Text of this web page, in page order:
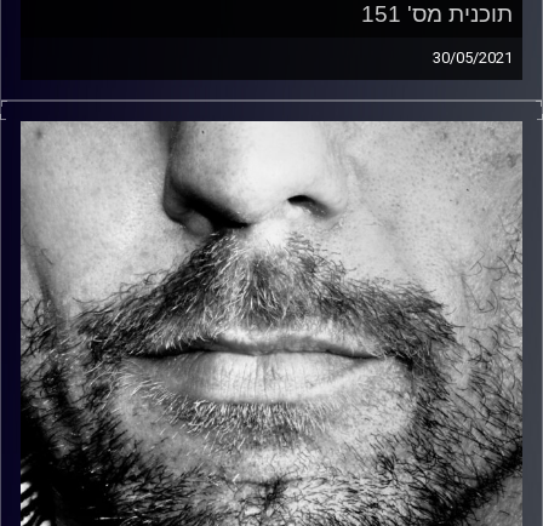
תוכנית מס' 151
30/05/2021
זיפים, מוזיקה מחוספסת של הופעות חיות. הרבה ג'אם, רוק,
בלוז, bluegrass, ג'אז, Fאנק, פרוגרסיב ואפילו אלקטרוניקה.
כל מה שחי, אמיתי ונושם.
עם שמוליק רגב.
קרדיט תמונות: David Goehring